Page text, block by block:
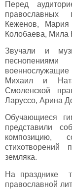
Перед
православных
Кеженов,
Колобаева, Мила
Звучали и
Михаил и
Смоленской
Ларуссо, Арина
Обучающиеся
представили
композицию,
стихотворений
земляка.
На празднике
православной